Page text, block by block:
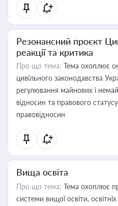
Резонансний проєкт
реакції та критика
Про що тема: Тема охоплює
цивільного законодавства
регулювання майнових і
відносин та правового
правовідносин
Вища освіта
Про що тема: Тема охоплює
системи вищої освіти, освітніх